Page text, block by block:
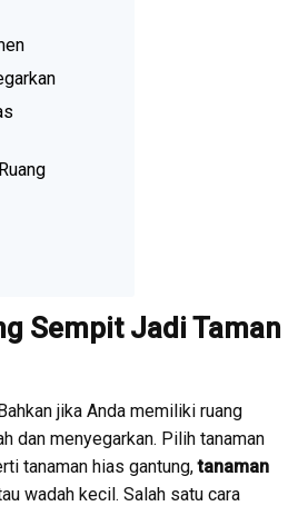
Sempit Jadi Taman
jika Anda memiliki ruang
dan menyegarkan. Pilih tanaman
tanaman hias gantung,tanaman
wadah kecil. Salah satu cara